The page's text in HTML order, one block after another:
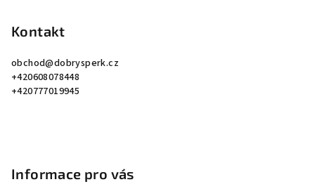
Kontakt
obchod@dobrysperk.cz
+420608078448
+420777019945
Informace pro vás